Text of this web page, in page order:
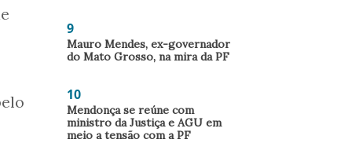
9
Mauro Mendes, ex-governador
do Mato Grosso, na mira da PF
10
Mendonça se reúne com
ministro da Justiça e AGU em
meio a tensão com a PF